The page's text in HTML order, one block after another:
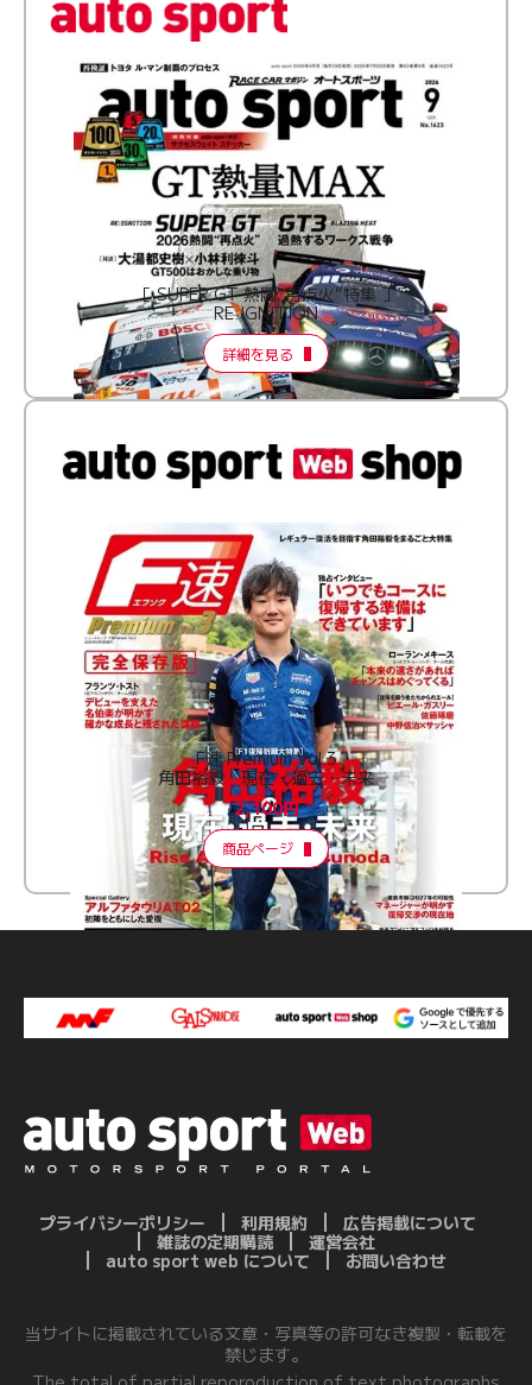
［ SUPER GT 熱闘“再点火”特集 ］
RE:IGNITION
詳細を見る
F速 Premium Vol.3
角田裕毅 現在・過去・未来
2,100円
商品ページ
プライバシーポリシー 利用規約
広告掲載について
雑誌の定期購読
運営会社
auto sport web について
お問い合わせ
当サイトに掲載されている文章・写真等の許可なき複製・転載を
禁じます。